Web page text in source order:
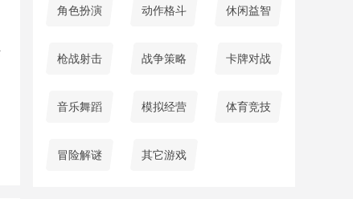
角色扮演 动作格斗 休闲益智
枪战射击 战争策略 卡牌对战
音乐舞蹈 模拟经营 体育竞技
冒险解谜 其它游戏